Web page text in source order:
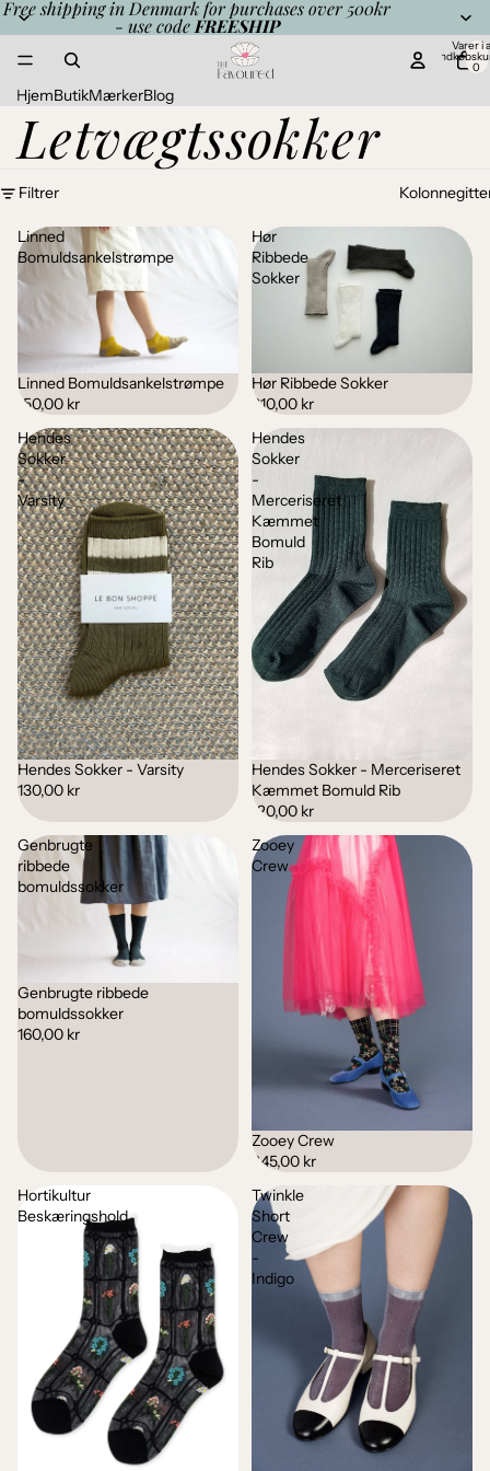
Free shipping in Denmark for purchases over 500kr
- use code FREESHIP
Varer i
0
HjemButikMærkerBlog
Letvægtssokker
Filtrer
Linned
Bomuldsankelstrømpe
Linned Bomuldsankelstrømpe
150,00 kr
Hør
Ribbede
Sokker
Hør Ribbede Sokker
210,00 kr
Hendes
Sokker
-
Varsity
Hendes Sokker - Varsity
130,00 kr
Hendes
Sokker
-
Merceriseret
Kæmmet
Bomuld
Rib
Hendes Sokker - Merceriseret
Kæmmet Bomuld Rib
120,00 kr
Genbrugte
ribbede
bomuldssokker
Genbrugte ribbede
bomuldssokker
160,00 kr
Zooey
Crew
Zooey Crew
245,00 kr
Hortikultur
Beskæringshold
Twinkle
Short
Crew
-
Indigo